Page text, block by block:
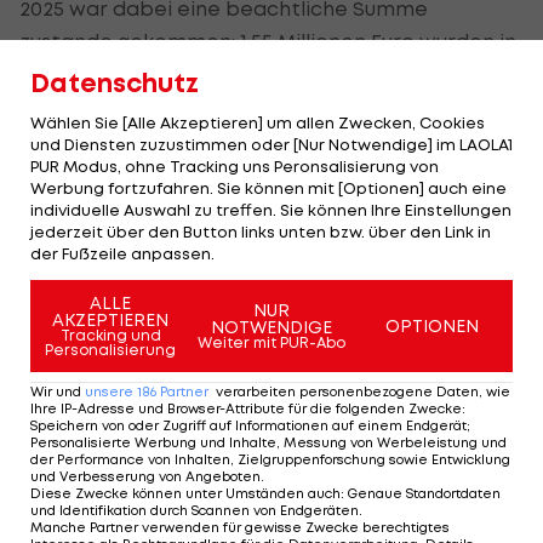
2025 war dabei eine beachtliche Summe
zustande gekommen: 1,55 Millionen Euro wurden in
die Klima-Taschen gespült.
Einer der Bestseller im Vorjahr war eine Luxusuhr
der Marke Audemars Piguet aus dem Privatbesitz
von "Arnie". Diese wechselte um wohlfeile 170.000
Euro den Besitzer.
Fitness-Training mit "Arnie" oder
Luxusuhr unter dem Hammer
Eine Luxusuhr derselben Marke stand auch heuer
wieder zum Erwerb für spendierfreudige Dinner-
Besucher zum Erwerb. Gebote dafür starten bei
60.000 Euro.
Weiters zu haben: ein ganz persönliches Fitness-
Datenschutz
Wählen Sie [Alle Akzeptieren] um allen Zwecken, Cookies
und Diensten zuzustimmen oder [Nur Notwendige] im LAOLA1
PUR Modus, ohne Tracking uns Peronsalisierung von
Werbung fortzufahren. Sie können mit [Optionen] auch eine
individuelle Auswahl zu treffen. Sie können Ihre Einstellungen
jederzeit über den Button links unten bzw. über den Link in
der Fußzeile anpassen.
ALLE
AKZEPTIEREN
Tracking und
Personalisierung
NUR
NOTWENDIGE
Weiter mit PUR-Abo
OPTIONEN
Wir und unsere 186 Partner verarbeiten personenbezogene Daten, wie
Ihre IP-Adresse und Browser-Attribute für die folgenden Zwecke:
Speichern von oder Zugriff auf Informationen auf einem Endgerät;
Personalisierte Werbung und Inhalte, Messung von Werbeleistung und
der Performance von Inhalten, Zielgruppenforschung sowie Entwicklung
und Verbesserung von Angeboten.
Diese Zwecke können unter Umständen auch: Genaue Standortdaten
und Identifikation durch Scannen von Endgeräten.
Manche Partner verwenden für gewisse Zwecke berechtigtes